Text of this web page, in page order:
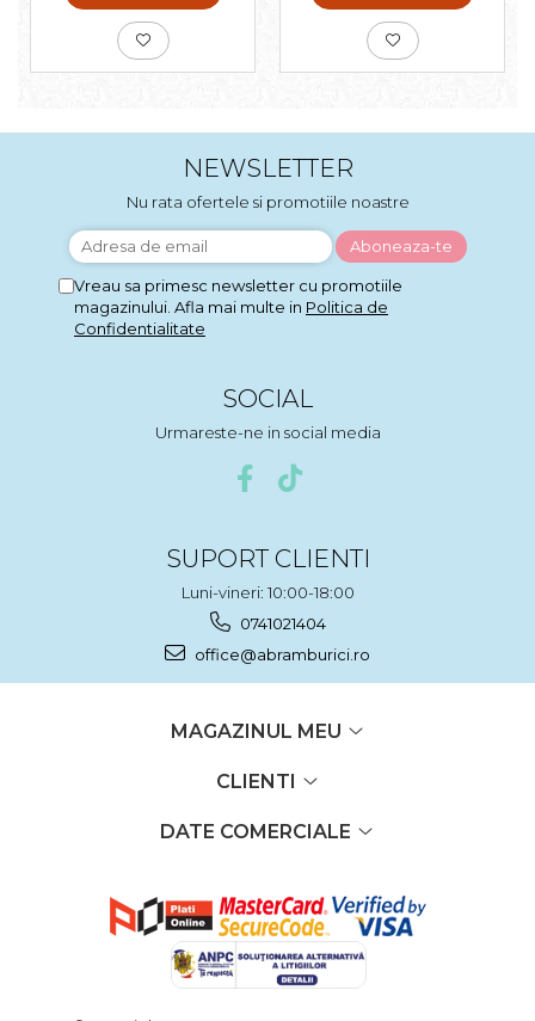
NEWSLETTER
Nu rata ofertele si promotiile noastre
Vreau sa primesc newsletter cu promotiile
magazinului. Afla mai multe in Politica de
Confidentialitate
SOCIAL
Urmareste-ne in social media
SUPORT CLIENTI
Luni-vineri: 10:00-18:00
0741021404
office@abramburici.ro
MAGAZINUL MEU
CLIENTI
DATE COMERCIALE